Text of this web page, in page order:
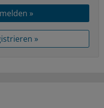
»
»